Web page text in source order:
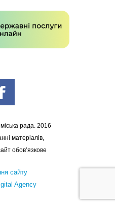
рада. 2016
матеріалів,
обов’язкове
сайту
Agency